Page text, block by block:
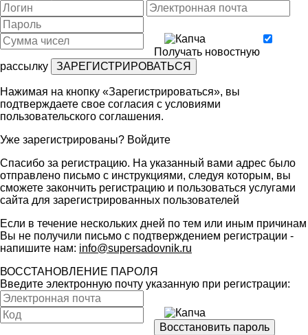
Получать новостную
рассылку
Нажимая на кнопку «Зарегистрироваться», вы
подтверждаете свое согласия с условиями
пользовательского соглашения.
Уже зарегистрированы? Войдите
Спасибо за регистрацию. На указанный вами адрес было
отправлено письмо с инструкциями, следуя которым, вы
сможете закончить регистрацию и пользоваться услугами
сайта для зарегистрированных пользователей
Если в течение нескольких дней по тем или иным причинам
Вы не получили письмо с подтверждением регистрации -
напишите нам: info@supersadovnik.ru
ВОССТАНОВЛЕНИЕ ПАРОЛЯ
Введите электронную почту указанную при регистрации: